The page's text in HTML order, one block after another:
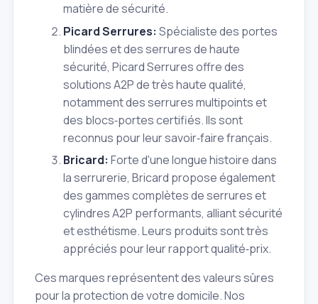
matière de sécurité.
Picard Serrures: Spécialiste des portes
blindées et des serrures de haute
sécurité, Picard Serrures offre des
solutions A2P de très haute qualité,
notamment des serrures multipoints et
des blocs‑portes certifiés. Ils sont
reconnus pour leur savoir‑faire français.
Bricard: Forte d'une longue histoire dans
la serrurerie, Bricard propose également
des gammes complètes de serrures et
cylindres A2P performants, alliant sécurité
et esthétisme. Leurs produits sont très
appréciés pour leur rapport qualité‑prix.
Ces marques représentent des valeurs sûres
pour la protection de votre domicile. Nos